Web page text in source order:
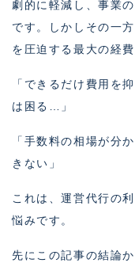
劇的に軽減し、事業
です。しかしその一
を圧迫する最大の経
「できるだけ費用を
は困る…」
「手数料の相場が分
きない」
これは、運営代行の
悩みです。
先にこの記事の結論